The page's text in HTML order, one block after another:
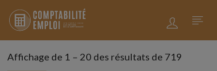
Affichage de 1 – 20 des résultats de 719